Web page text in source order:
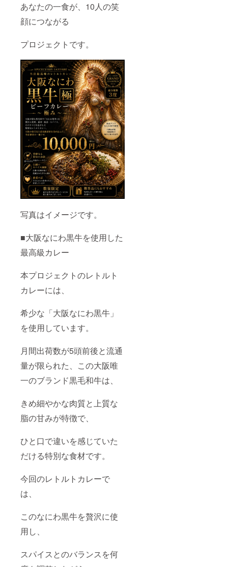
あなたの一食が、10人の笑
顔につながる
プロジェクトです。
写真はイメージです。
■大阪なにわ黒牛を使用した
最高級カレー
本プロジェクトのレトルト
カレーには、
希少な「大阪なにわ黒牛」
を使用しています。
月間出荷数が5頭前後と流通
量が限られた、この大阪唯
一のブランド黒毛和牛は、
きめ細やかな肉質と上質な
脂の甘みが特徴で、
ひと口で違いを感じていた
だける特別な食材です。
今回のレトルトカレーで
は、
このなにわ黒牛を贅沢に使
用し、
スパイスとのバランスを何